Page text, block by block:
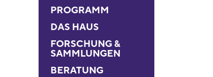
PROGRAMM
DAS HAUS
FORSCHUNG &
SAMMLUNGEN
BERATUNG